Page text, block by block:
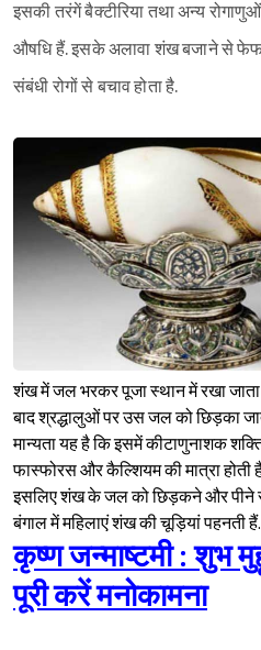
इसकी तरंगें बैक्टीरिया तथा अन्य
औषधि हैं. इसके अलावा शंख बजाने से
संबंधी रोगों से बचाव होता है.
शंख में जल भरकर पूजा स्थान में रखा
बाद श्रद्धालुओं पर उस जल को छिड़का
मान्यता यह है कि इसमें कीटाणुनाशक
फास्फोरस और कैल्शियम की मात्रा
इसलिए शंख के जल को छिड़कने और पीने
बंगाल में महिलाएं शंख की चूड़ियां पहनती हैं.
कृष्ण जन्माष्टमी : शुभ
पूरी करें मनोकामना